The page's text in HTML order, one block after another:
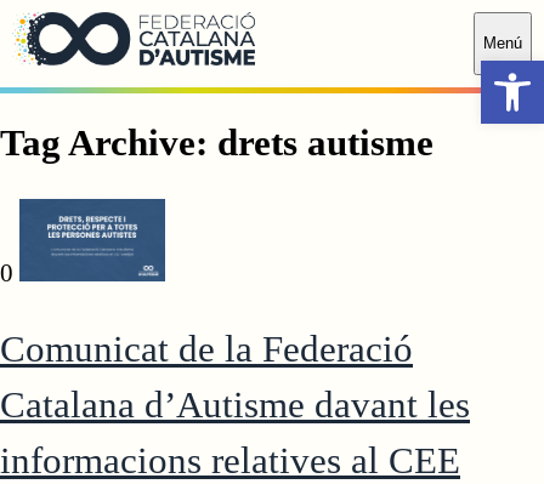
Saltar al contingut principal
Menú
Tag Archive: drets autisme
0
Comunicat de la Federació
Catalana d’Autisme davant les
informacions relatives al CEE